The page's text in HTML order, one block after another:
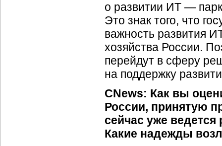
о развитии ИТ —
Это знак того, что
важность развития
хозяйства России.
перейдут в сферу
на поддержку
CNews: Как вы
России, принятую
сейчас уже ведется
Какие надежды